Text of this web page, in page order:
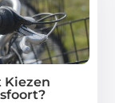
Kiezen